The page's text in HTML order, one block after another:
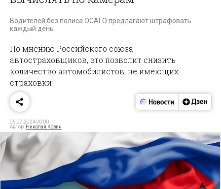
Водителей без полиса ОСАГО предлагают штрафовать
каждый день
По мнению Российского союза
автостраховщиков, это позволит снизить
количество автомобилистов, не имеющих
страховки
05.07.2024 00:00
Автор: Николай Козин